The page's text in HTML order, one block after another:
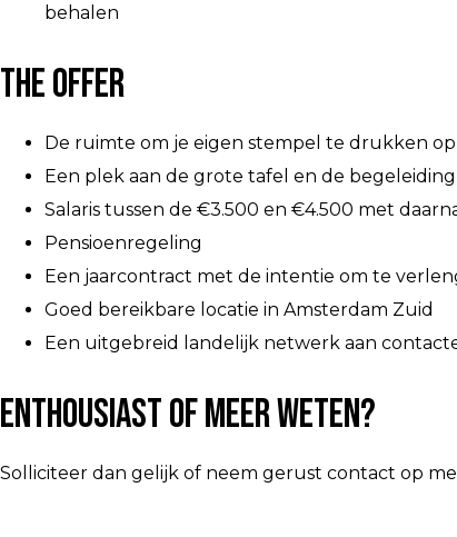
behalen
The Offer
De ruimte om je eigen stempel te drukken
Een plek aan de grote tafel en de
Salaris tussen de €3.500 en €4.500 met
Pensioenregeling
Een jaarcontract met de intentie om te
Goed bereikbare locatie in Amsterdam Zuid
Een uitgebreid landelijk netwerk aan
Enthousiast of meer weten?
Solliciteer dan gelijk of neem gerust contact op